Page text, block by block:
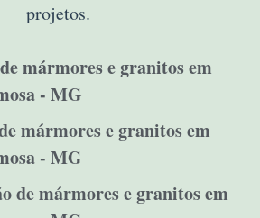
projetos.
mármores e granitos em
- MG
mármores e granitos em
- MG
de mármores e granitos em